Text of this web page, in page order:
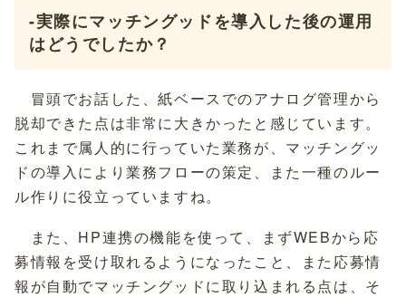
-実際にマッチングッドを導入した後の運用
はどうでしたか？
冒頭でお話した、紙ベースでのアナログ管理から
脱却できた点は非常に大きかったと感じています。
これまで属人的に行っていた業務が、マッチングッ
ドの導入により業務フローの策定、また一種のルー
ル作りに役立っていますね。
また、HP連携の機能を使って、まずWEBから応
募情報を受け取れるようになったこと、また応募情
報が自動でマッチングッドに取り込まれる点は、そ